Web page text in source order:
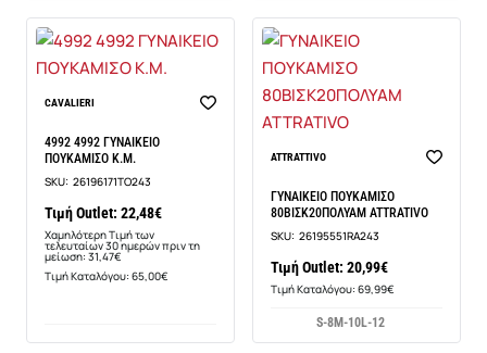
Νέο
CAVALIERI
4992 4992 ΓΥΝΑΙΚΕΙΟ
ΠΟΥΚΑΜΙΣΟ Κ.Μ.
SKU: 26196171TO243
Τιμή Outlet: 22,48€
Χαμηλότερη Τιμή των
τελευταίων 30 ημερών πριν τη
μείωση: 31,47€
Τιμή Καταλόγου: 65,00€
ATTRATTIVO
ΓΥΝΑΙΚΕΙΟ ΠΟΥΚΑΜΙΣΟ
80ΒΙΣΚ20ΠΟΛΥΑΜ ATTRATIVO
SKU: 26195551RA243
Τιμή Outlet: 20,99€
Τιμή Καταλόγου: 69,99€
S-8M-10L-12